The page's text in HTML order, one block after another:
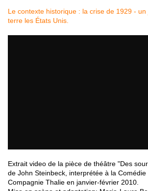
Le contexte historique : la crise de 1929 -
terre les États Unis.
Extrait video de la pièce de théâtre "Des
de John Steinbeck, interprétée à la
Compagnie Thalie en janvier-février 2010.